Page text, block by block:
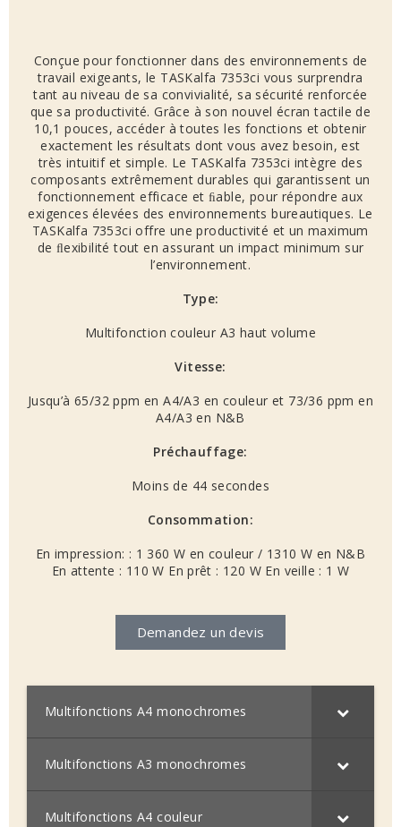
Conçue pour fonctionner dans des environnements de
travail exigeants, le TASKalfa 7353ci vous surprendra
tant au niveau de sa convivialité, sa sécurité renforcée
que sa productivité. Grâce à son nouvel écran tactile de
10,1 pouces, accéder à toutes les fonctions et obtenir
exactement les résultats dont vous avez besoin, est
très intuitif et simple. Le TASKalfa 7353ci intègre des
composants extrêmement durables qui garantissent un
fonctionnement efficace et ﬁable, pour répondre aux
exigences élevées des environnements bureautiques. Le
TASKalfa 7353ci offre une productivité et un maximum
de ﬂexibilité tout en assurant un impact minimum sur
l’environnement.
Type:
Multifonction couleur A3 haut volume
Vitesse:
Jusqu’à 65/32 ppm en A4/A3 en couleur et 73/36 ppm en
A4/A3 en N&B
Préchauffage:
Moins de 44 secondes
Consommation:
En impression: : 1 360 W en couleur / 1310 W en N&B
En attente : 110 W En prêt : 120 W En veille : 1 W
Demandez un devis
Multifonctions A4 monochromes
Multifonctions A3 monochromes
Multifonctions A4 couleur